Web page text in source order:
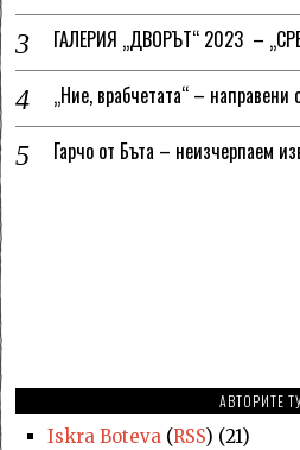
ГАЛЕРИЯ „ДВОРЪТ“ 2023 –
„Ние, врабчетата“ – направени
Гарчо от Бъта – неизчерпаем
АВТОРИТЕ
Iskra Boteva(RSS) (21)